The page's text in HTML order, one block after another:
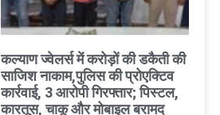
कल्याण ज्वेलर्स में करोड़ों की डकैती की
साजिश नाकाम,पुलिस की प्रोएक्टिव
कार्रवाई, 3 आरोपी गिरफ्तार; पिस्टल,
कारतूस, चाकू और मोबाइल बरामद